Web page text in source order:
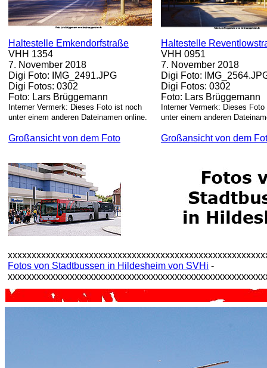
Haltestelle Emkendorfstraße
VHH 1354
7. November 2018
Digi Foto: IMG_2491.JPG
Digi Fotos: 0302
Foto: Lars Brüggemann
Interner Vermerk: Dieses Foto ist noch
unter einem anderen Dateinamen online.
Großansicht von dem Foto
Haltestelle
VHH 0951
7. November 2018
Digi Foto:
Digi Fotos: 0302
Foto: Lars Brüggemann
Interner Vermerk: Dieses
unter einem anderen
Großansicht von dem
Fotos von Stadtbussen in Hildesheim von SVHi -